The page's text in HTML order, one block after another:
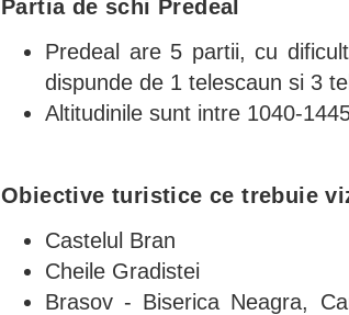
Partia de schi Predeal
Predeal are 5 partii, cu
dispunde de 1 telescaun si 3
Altitudinile sunt intre 1040-
Obiective turistice ce trebuie
Castelul Bran
Cheile Gradistei
Brasov - Biserica Neagra,